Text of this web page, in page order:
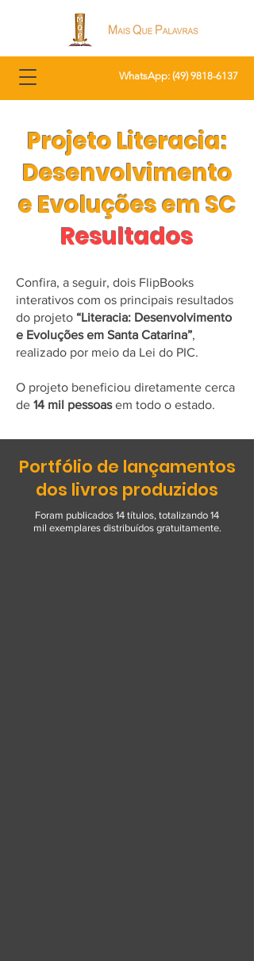
WhatsApp: (49) 9818-6137
Projeto Literacia:
Desenvolvimento
e Evoluções em SC
Resultados
Confira, a seguir, dois FlipBooks
interativos com os principais resultados
do projeto “Literacia: Desenvolvimento
e Evoluções em Santa Catarina”,
realizado por meio da Lei do PIC.
O projeto beneficiou diretamente cerca
de 14 mil pessoasem todo o estado.
Portfólio de lançamentos
dos livros produzidos
Foram publicados 14 títulos, totalizando 14
mil exemplares distribuídos gratuitamente.